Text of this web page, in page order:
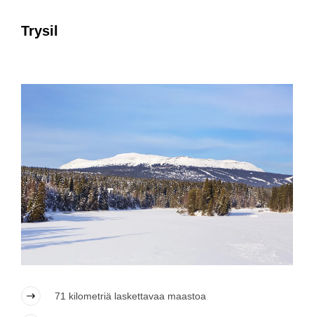
Trysil
71 kilometriä laskettavaa maastoa